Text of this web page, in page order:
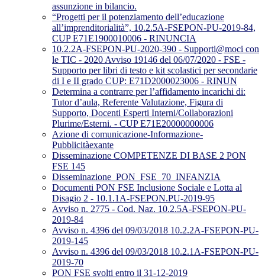
assunzione in bilancio.
“Progetti per il potenziamento dell’educazione
all’imprenditorialità”, 10.2.5A-FSEPON-PU-2019-84,
CUP E71E1900010006 - RINUNCIA
10.2.2A-FSEPON-PU-2020-390 - Supporti@moci con
le TIC - 2020 Avviso 19146 del 06/07/2020 - FSE -
Supporto per libri di testo e kit scolastici per secondarie
di I e II grado CUP: E71D2000023006 - RINUN
Determina a contrarre per l’affidamento incarichi di:
Tutor d’aula, Referente Valutazione, Figura di
Supporto, Docenti Esperti Interni/Collaborazioni
Plurime/Esterni. - CUP E71E20000000006
Azione di comunicazione-Informazione-
Pubblicitàexante
Disseminazione COMPETENZE DI BASE 2 PON
FSE 145
Disseminazione_PON_FSE_70_INFANZIA
Documenti PON FSE Inclusione Sociale e Lotta al
Disagio 2 - 10.1.1A-FSEPON.PU-2019-95
Avviso n. 2775 - Cod. Naz. 10.2.5A-FSEPON-PU-
2019-84
Avviso n. 4396 del 09/03/2018 10.2.2A-FSEPON-PU-
2019-145
Avviso n. 4396 del 09/03/2018 10.2.1A-FSEPON-PU-
2019-70
PON FSE svolti entro il 31-12-2019